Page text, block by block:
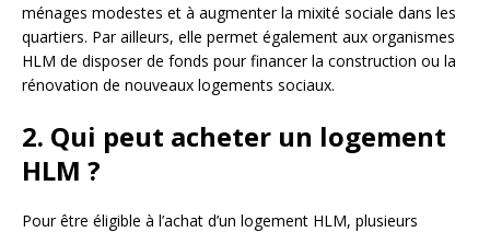
ménages modestes et à augmenter la mixité sociale dans les
quartiers. Par ailleurs, elle permet également aux organismes
HLM de disposer de fonds pour financer la construction ou la
rénovation de nouveaux logements sociaux.
2. Qui peut acheter un logement
HLM ?
Pour être éligible à l’achat d’un logement HLM, plusieurs